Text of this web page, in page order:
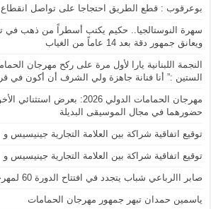
بوعرقوب : قطع الطريق احتجاجا على تواصل انقطاع
سهرة النوستالجيا.. حكيم يكتب أسطراً من ذهب في
ويعانق جمهور دقة بعد 14 عاماً من الغياب
النجمة اللبنانية يارا لأول مرة على ركح مهرجان
الستين :” أنا فنانة جاهزة ولي الشرف أن أكون في
مهرجان الحمامات الدولي 2026:
حضورهما في مجال الموسيقى البديلة
توقيع اتفاقية شراكة بين العلامة التجارية جينيسيس و
توقيع اتفاقية شراكة بين العلامة التجارية جينيسيس و
صابر االرباعي شباب يتجدد في افتتاح الدورة 60 لمهرجان قرطاج الدولي
ياسمين حمدان تبهر جمهور مهرجان الحمامات